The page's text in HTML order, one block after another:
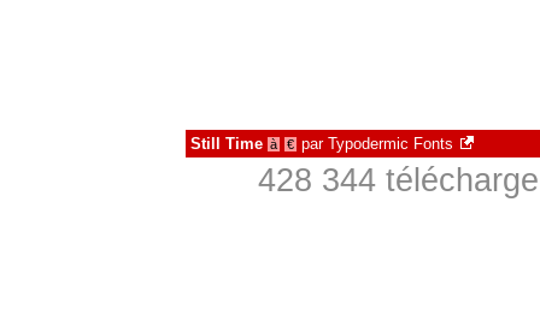
Still Time à € par Typodermic Fonts
428 344